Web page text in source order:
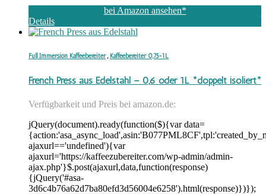
bei Amazon ansehen*
Details
Full Immersion Kaffeebereiter, Kaffeebereiter 0,75-1L
French Press aus Edelstahl – 0,6 oder 1L *doppelt isoliert*
Verfügbarkeit und Preis bei amazon.de:
jQuery(document).ready(function($){var data=
ajaxurl=='undefined'){var
ajaxurl='https://kaffeezubereiter.com/wp-admin/admin-
ajax.php'}$.post(ajaxurl,data,function(response)
{jQuery('#asa-
3d6c4b76a62d7ba80efd3d56004e6258').html(response)})});